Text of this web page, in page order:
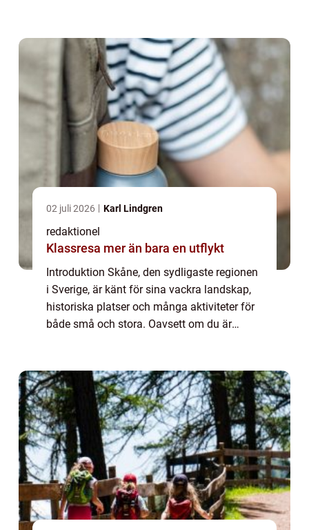
02 juli 2026 Karl Lindgren
redaktionel
Klassresa mer än bara en utflykt
Introduktion Skåne, den sydligaste regionen
i Sverige, är känt för sina vackra landskap,
historiska platser och många aktiviteter för
både små och stora. Oavsett om du är